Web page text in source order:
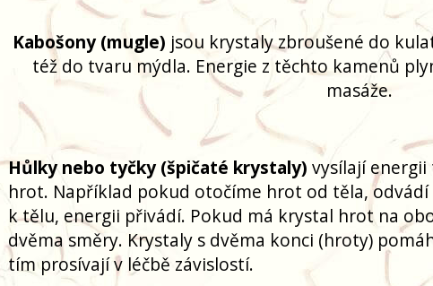
Kabošony (mugle) jsou krystaly zbroušené do
též do tvaru mýdla. Energie z těchto kamenů
masáže.
Hůlky nebo tyčky (špičaté krystaly) vysílají
hrot. Například pokud otočíme hrot od těla,
k tělu, energii přivádí. Pokud má krystal hrot na
dvěma směry. Krystaly s dvěma konci (hroty)
tím prosívají v léčbě závislostí.